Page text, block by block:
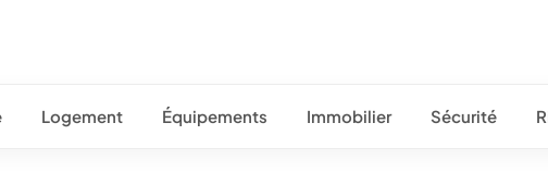
Logement Équipements Immobilier Sécurité